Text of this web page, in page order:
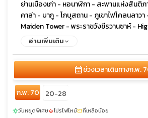
ย่านเมืองเก่า - หอนาฬิกา - สะพานแห่งสันติ
คาล่า - บากู - โกบุสถาน - ภูเขาไฟโคลนลาว
Maiden Tower - พระราชวังชีรวานซาห์ -
ดาร์ อาลิเยฟ - ยานาร์แด็ก - วิหารแห่งไฟ
อ่านเพิ่มเติม
calendar_monthช่วงเวลาเดินทางก.พ.
ก.พ. 70 20-28
sunnyวันหยุดพิเศษlocal_fire_departmentโปรไฟไหม้confirmation_numberที่เหลือน้อย